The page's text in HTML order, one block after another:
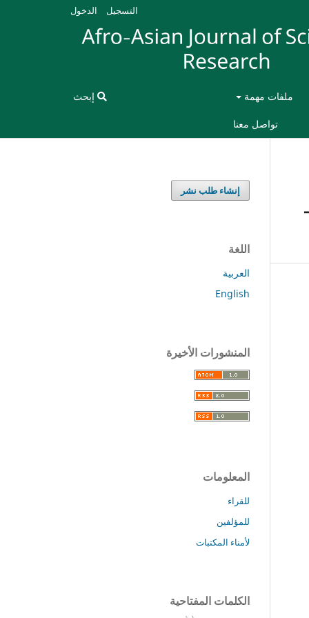
ملفات مهمة
تواصل معنا
إبحث
التسجيل الدخول
إنشاء طلب نشر
اللغة
العربية
English
المنشورات الأخيرة
المعلومات
للقراء
للمؤلفين
لأمناء المكتبات
الكلمات المفتاحية